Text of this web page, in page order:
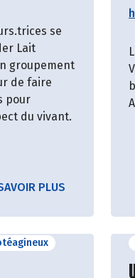
se
Lait
groupement
de faire
pour
du vivant.
PLUS